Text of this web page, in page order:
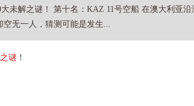
未解之谜！ 第十名：KAZ 11号空船 在澳大利亚沿
无一人，猜测可能是发生...
谜 ！